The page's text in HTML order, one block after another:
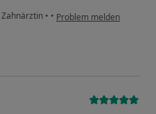
• • Problem melden